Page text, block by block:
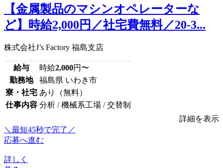
【金属製品のマシンオペレーターな
ど】時給2,000円／社宅費無料／20-3...
株式会社J’s Factory 福島支店
給与 時給2,000円〜
勤務地
福島県 いわき市
寮・社宅 あり（無料）
仕事内容 分析 / 機械系工場 / 交替制
詳細を表示
＼最短45秒で完了／
応募へ進む
詳しく